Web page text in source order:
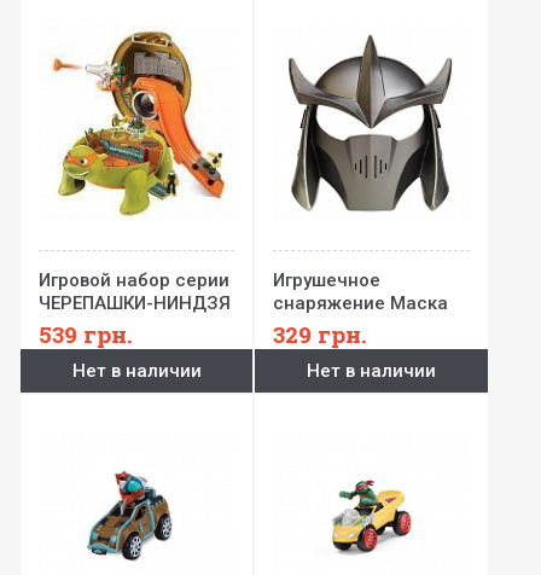
Игровой набор серии
ЧЕРЕПАШКИ-НИНДЗЯ
MICRO –
Микеланджело
Cуперпанцирь (2
режима, 10 функций)
539 грн.
Нет в наличии
Игрушечное
снаряжение Маска
Шреддера серии
Черепашки ниндзя
329 грн.
Нет в наличии